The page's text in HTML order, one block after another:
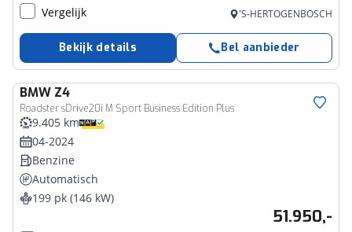
Vergelijk 'S-HERTOGENBOSCH
Bekijk details Bel aanbieder
BMW Z4
Roadster sDrive20i M Sport Business Edition Plus
9.405 km
04-2024
Benzine
Automatisch
199 pk (146 kW)
51.950,-